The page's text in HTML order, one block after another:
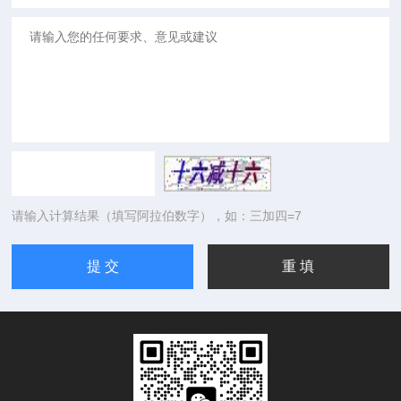
请输入计算结果（填写阿拉伯数字），如：三加四=7